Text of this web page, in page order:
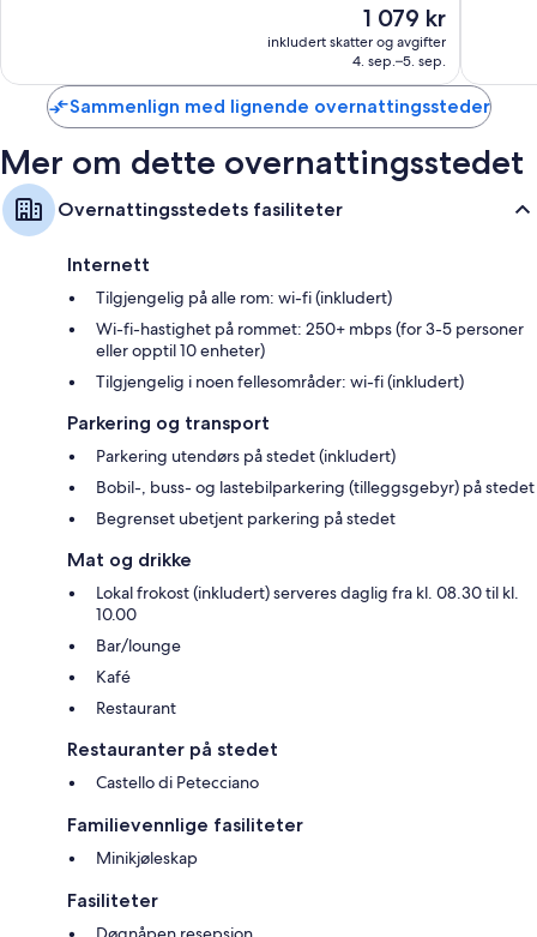
Prisen
1 079 kr
1 079 kr
inkludert skatter og avgifter
4. sep.–5. sep.
Sammenlign med lignende overnattingssteder
Mer om dette overnattingsstedet
Overnattingsstedets fasiliteter
Internett
Tilgjengelig på alle rom: wi-fi (inkludert)
Wi-fi-hastighet på rommet: 250+ mbps (for 3-5 personer
eller opptil 10 enheter)
Tilgjengelig i noen fellesområder: wi-fi (inkludert)
Parkering og transport
Parkering utendørs på stedet (inkludert)
Bobil-, buss- og lastebilparkering (tilleggsgebyr) på stedet
Begrenset ubetjent parkering på stedet
Mat og drikke
Lokal frokost (inkludert) serveres daglig fra kl. 08.30 til kl.
10.00
Bar/lounge
Kafé
Restaurant
Restauranter på stedet
Castello di Petecciano
Familievennlige fasiliteter
Minikjøleskap
Fasiliteter